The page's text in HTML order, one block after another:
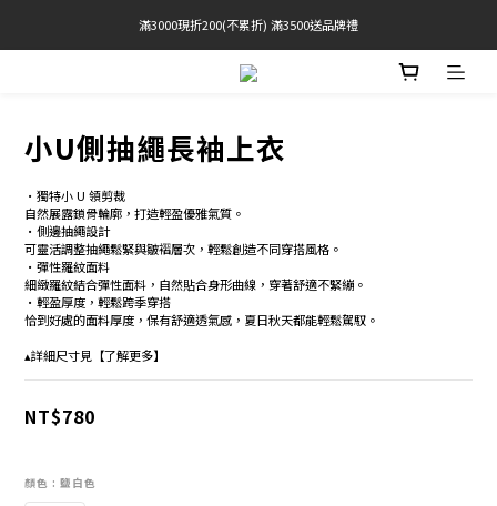
官網限定! 滿千免運(僅限台灣本島)
滿3000現折200(不累折) 滿3500送品牌禮
BRATOP專區買三送一 | 指定專區買一送一
小U側抽繩長袖上衣
•獨特小 U 領剪裁
自然展露鎖骨輪廓，打造輕盈優雅氣質。
•側邊抽繩設計
可靈活調整抽繩鬆緊與皺褶層次，輕鬆創造不同穿搭風格。
•彈性羅紋面料
細緻羅紋結合彈性面料，自然貼合身形曲線，穿著舒適不緊繃。
•輕盈厚度，輕鬆跨季穿搭
恰到好處的面料厚度，保有舒適透氣感，夏日秋天都能輕鬆駕馭。
▴詳細尺寸見【了解更多】
NT$780
顏色 : 鹽白色